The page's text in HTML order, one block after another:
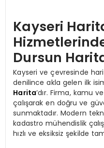
Kayseri
Dursun
Kayseri ve çevresinde
denilince akla gelen ilk
Harita’dır. Firma, kamu
çalışarak en doğru ve
sunmaktadır. Modern
kadastro mühendislik
hızlı ve eksiksiz şekilde